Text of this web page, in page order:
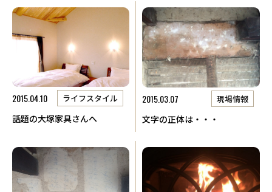
2015.04.10 ライフスタイル
話題の大塚家具さんへ
2015.03.07 現場情報
文字の正体は・・・